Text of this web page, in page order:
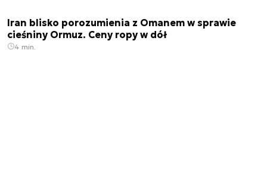
Iran blisko porozumienia z Omanem w sprawie
cieśniny Ormuz. Ceny ropy w dół
4 min.